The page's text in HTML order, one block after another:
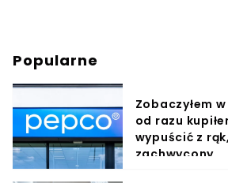
Popularne
Zobaczyłem w
od razu
wypuścić z
zachwycony